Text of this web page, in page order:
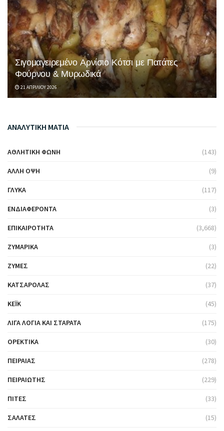
Σιγομαγειρεμένο Αρνίσιο Κότσι με Πατάτες
Φούρνου & Μυρωδικά
21 ΑΠΡΙΛΊΟΥ 2026
ΑΝΑΛΥΤΙΚΗ ΜΑΤΙΑ
ΑΘΛΗΤΙΚΉ ΦΩΝΉ (143)
ΆΛΛΗ ΌΨΗ (9)
ΓΛΥΚΆ (117)
ΕΝΔΙΑΦΈΡΟΝΤΑ (3)
ΕΠΙΚΑΙΡΌΤΗΤΑ (3,668)
ΖΥΜΑΡΙΚΆ (3)
ΖΎΜΕΣ (22)
ΚΑΤΣΑΡΌΛΑΣ (37)
ΚΈΙΚ (45)
ΛΊΓΑ ΛΌΓΙΑ ΚΑΙ ΣΤΑΡΆΤΑ (175)
ΟΡΕΚΤΙΚΆ (30)
ΠΕΙΡΑΙΆΣ (278)
ΠΕΙΡΑΙΏΤΗΣ (229)
ΠΊΤΕΣ (33)
ΣΑΛΆΤΕΣ (15)